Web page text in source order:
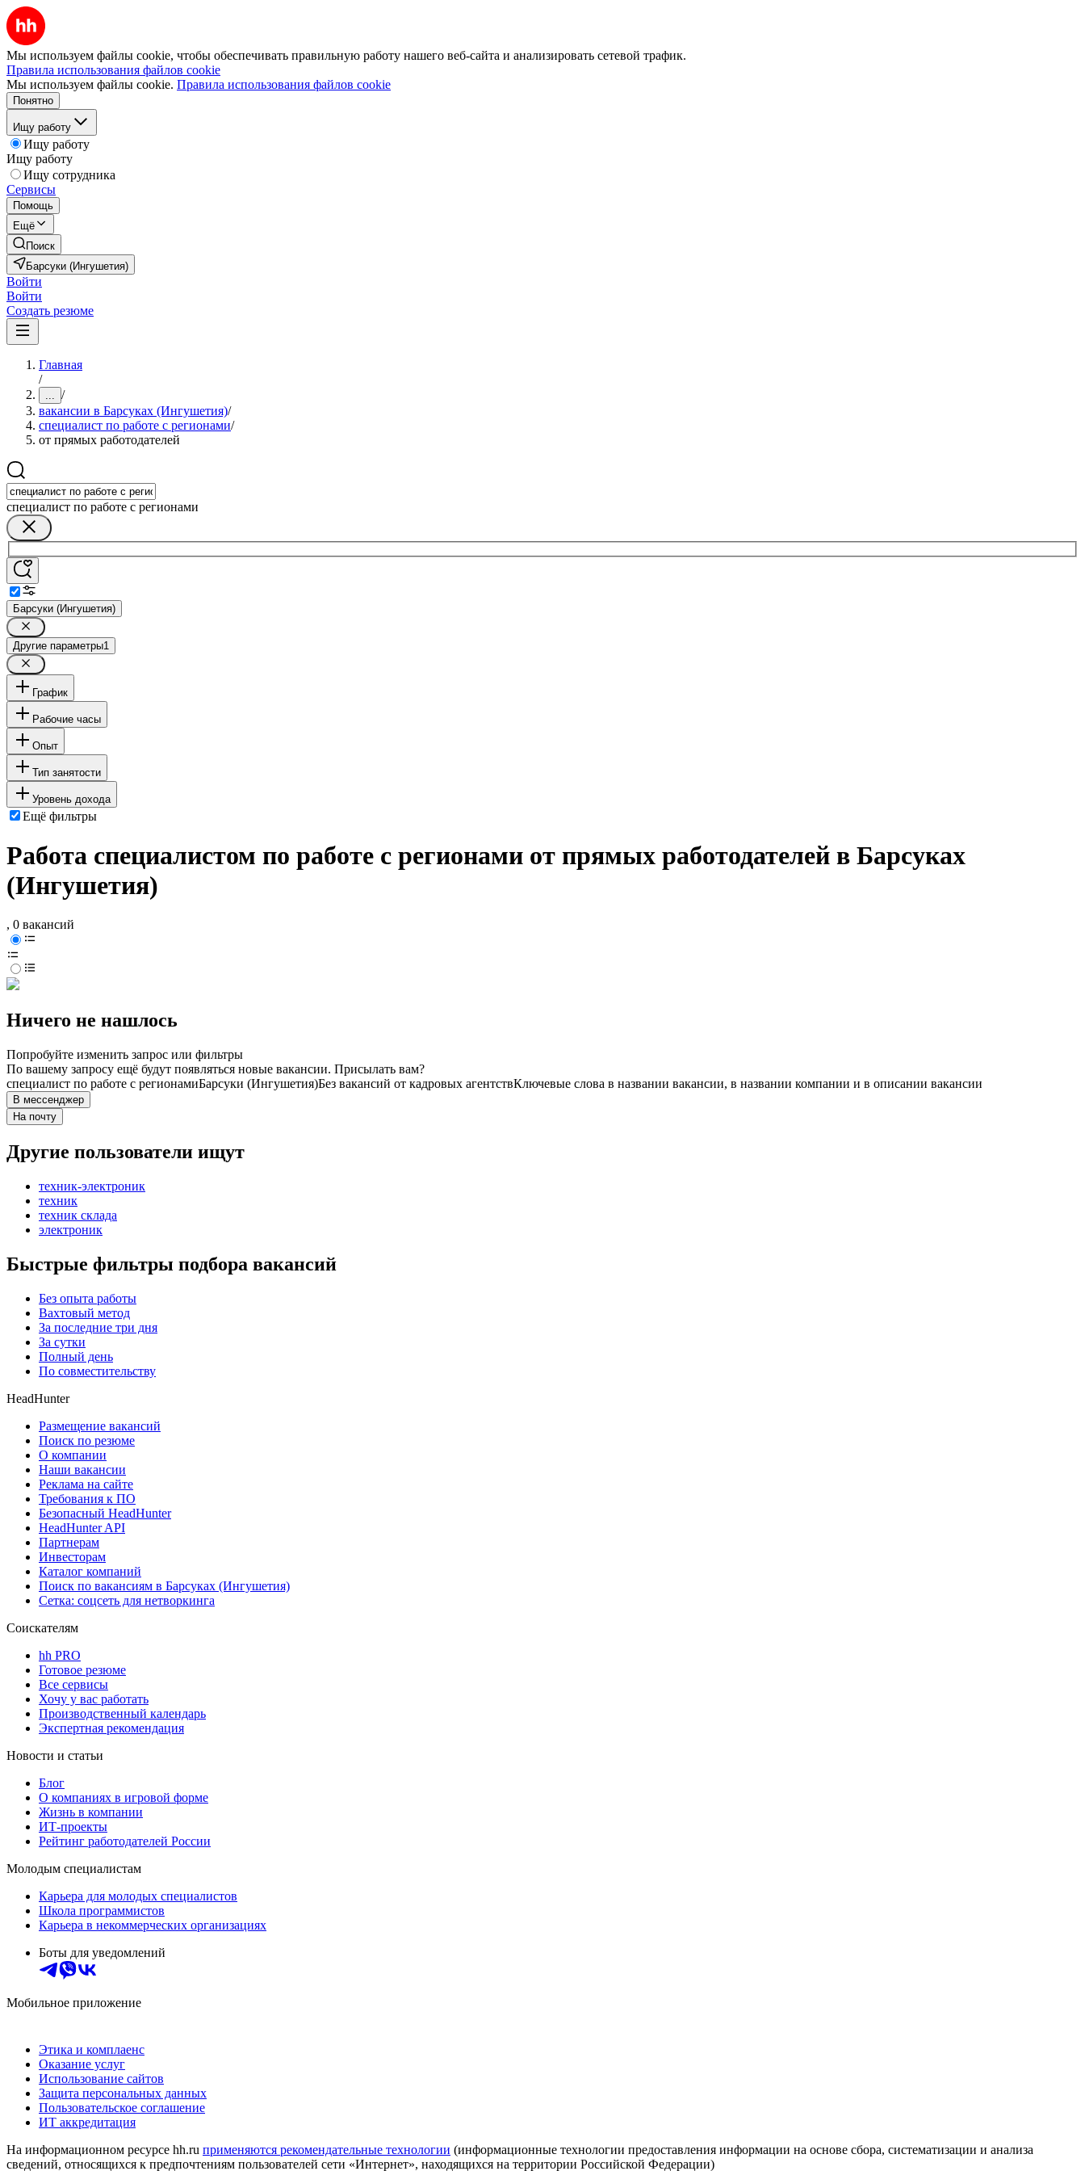
Мы используем файлы cookie, чтобы обеспечивать правильную работу нашего веб-сайта и анализировать сетевой трафик.
Правила использования файлов cookie
Мы используем файлы cookie. Правила использования файлов cookie
Понятно
Ищу работу
Ищу работу
Ищу работу
Ищу сотрудника
Сервисы
Помощь
Ещё
Поиск
Барсуки (Ингушетия)
Войти
Войти
Создать резюме
Главная
/
... /
вакансии в Барсуках (Ингушетия)/
специалист по работе с регионами/
от прямых работодателей
специалист по работе с регионами
Барсуки (Ингушетия)
Другие параметры1
График
Рабочие часы
Опыт
Тип занятости
Уровень дохода
Ещё фильтры
Работа специалистом по работе с регионами от прямых работодателей в Барсуках
(Ингушетия)
, 0 вакансий
Ничего не нашлось
Попробуйте изменить запрос или фильтры
По вашему запросу ещё будут появляться новые вакансии. Присылать вам?
специалист по работе с регионамиБарсуки (Ингушетия)Без вакансий от кадровых агентствКлючевые слова в названии вакансии, в названии компании и в описании вакансии
В мессенджер
На почту
Другие пользователи ищут
техник-электроник
техник
техник склада
электроник
Быстрые фильтры подбора вакансий
Без опыта работы
Вахтовый метод
За последние три дня
За сутки
Полный день
По совместительству
HeadHunter
Размещение вакансий
Поиск по резюме
О компании
Наши вакансии
Реклама на сайте
Требования к ПО
Безопасный HeadHunter
HeadHunter API
Партнерам
Инвесторам
Каталог компаний
Поиск по вакансиям в Барсуках (Ингушетия)
Сетка: соцсеть для нетворкинга
Соискателям
hh PRO
Готовое резюме
Все сервисы
Хочу у вас работать
Производственный календарь
Экспертная рекомендация
Новости и статьи
Блог
О компаниях в игровой форме
Жизнь в компании
ИТ-проекты
Рейтинг работодателей России
Молодым специалистам
Карьера для молодых специалистов
Школа программистов
Карьера в некоммерческих организациях
Боты для уведомлений
Мобильное приложение
Этика и комплаенс
Оказание услуг
Использование сайтов
Защита персональных данных
Пользовательское соглашение
ИТ аккредитация
На информационном ресурсе hh.ru применяются рекомендательные технологии (информационные технологии предоставления информации на основе сбора, систематизации и анализа
сведений, относящихся к предпочтениям пользователей сети «Интернет», находящихся на территории Российской Федерации)